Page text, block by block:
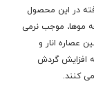
در این محصول
موها، موجب نرمی
عصاره انار و
افزایش گردش
کنند.